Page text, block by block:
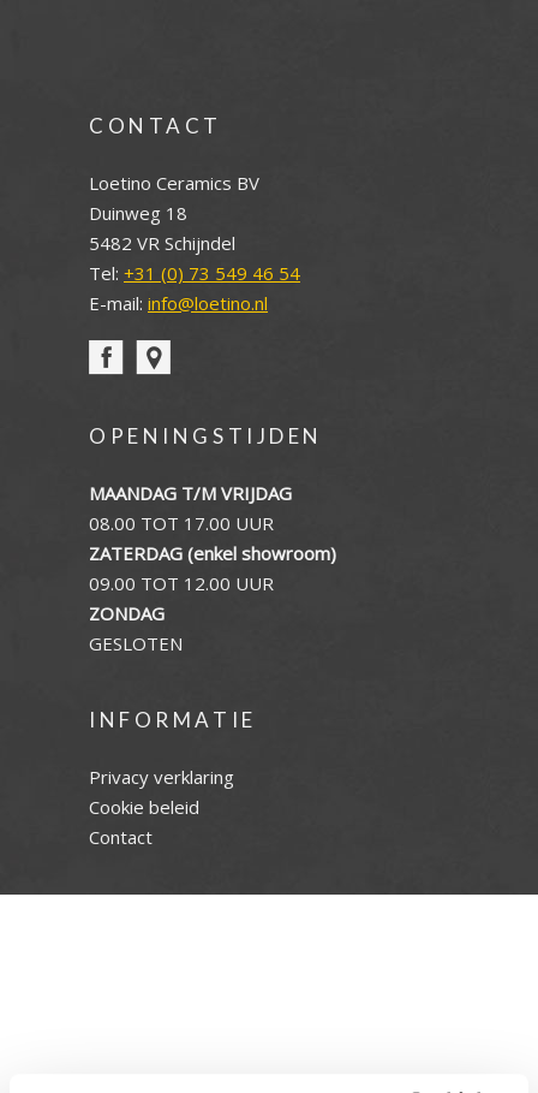
CONTACT
Loetino Ceramics BV
Duinweg 18
5482 VR Schijndel
Tel: +31 (0) 73 549 46 54
E-mail: info@loetino.nl
OPENINGSTIJDEN
MAANDAG T/M VRIJDAG
08.00 TOT 17.00 UUR
ZATERDAG (enkel showroom)
09.00 TOT 12.00 UUR
ZONDAG
GESLOTEN
INFORMATIE
Privacy verklaring
Cookie beleid
Contact